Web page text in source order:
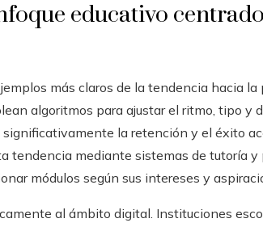
educativo
más claros de la tendencia hacia la
algoritmos para ajustar el ritmo, tipo y
la retención y el éxito
tendencia mediante sistemas de tutoría y
módulos según sus intereses y
al ámbito digital. Instituciones